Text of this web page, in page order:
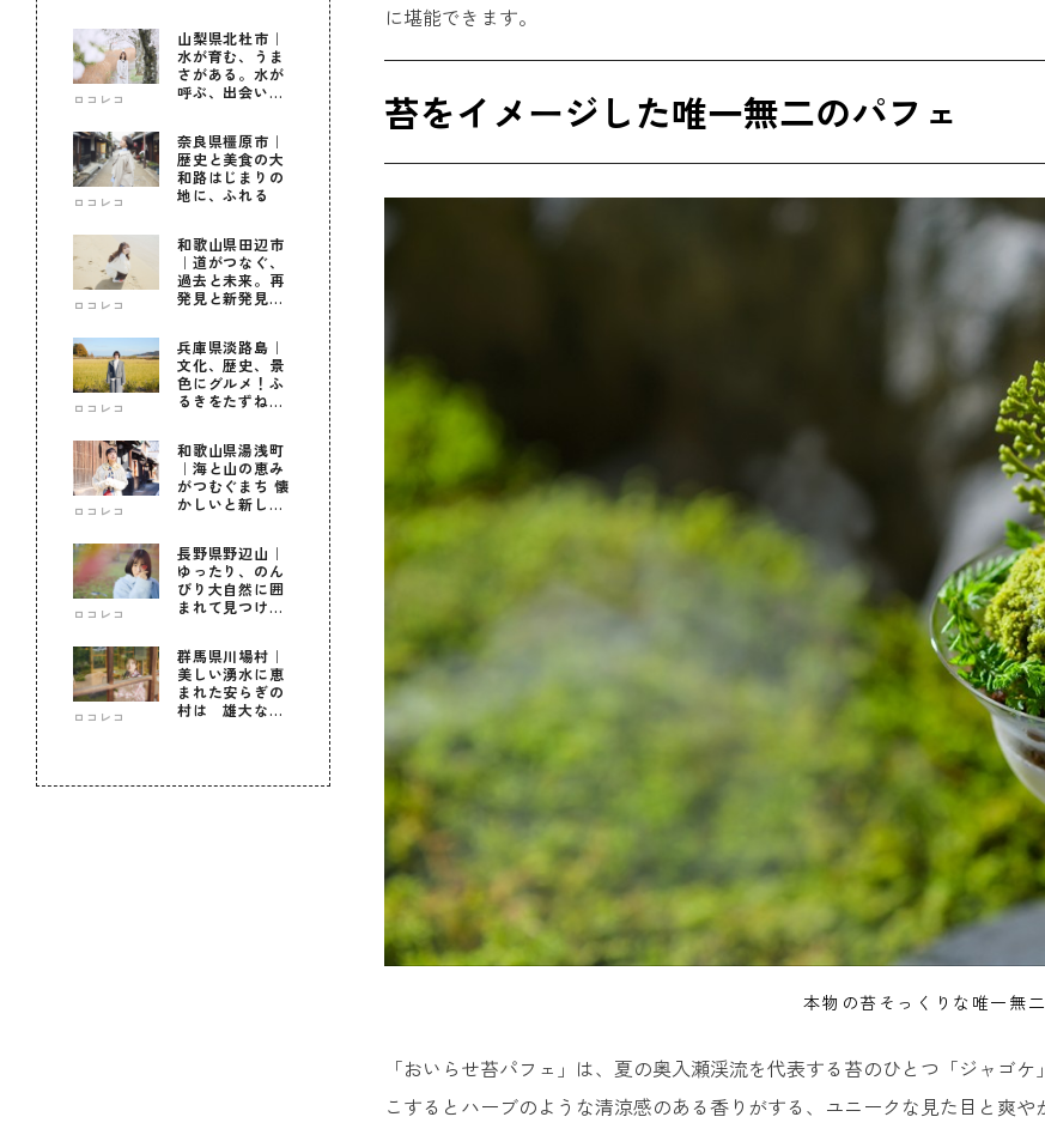
ロコレコ
山梨県北杜市｜
水が育む、うま
さがある。水が
呼ぶ、出会いが
ロコレコ
奈良県橿原市｜
歴史と美食の大
和路はじまりの
地に、ふれる
ロコレコ
和歌山県田辺市
｜道がつなぐ、
過去と未来。再
発見と新発見の
ロコレコ
兵庫県淡路島｜
文化、歴史、景
色にグルメ！ふ
るきをたずねて
ロコレコ
和歌山県湯浅町
｜海と山の恵み
がつむぐまち 懐
かしいと新しい
ロコレコ
長野県野辺山｜
ゆったり、のん
びり大自然に囲
まれて見つけ
ロコレコ
群馬県川場村｜
美しい湧水に恵
まれた安らぎの
村は 雄大な自
に堪能できます。
苔をイメージした唯一無二のパフェ
本物の苔そっくりな唯一無
「おいらせ苔パフェ」は、夏の奥入瀬渓流を代表する苔のひとつ「ジャゴ
こするとハーブのような清涼感のある香りがする、ユニークな見た目と爽や